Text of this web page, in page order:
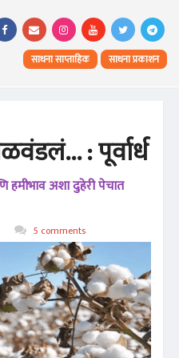
साधना साप्ताहिक साधना प्रकाशन
: पूर्वार्ध
अशा दुहेरी पेचात
5 comments